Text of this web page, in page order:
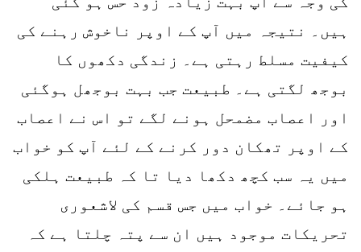
ہیں۔ نتیجہ میں آپ کے اوپر ناخوش رہنے کی
کیفیت مسلط رہتی ہے۔ زندگی دکھوں کا
بوجھ لگتی ہے۔ طبیعت جب بہت بوجھل ہوگئی
اور اعصاب مضمحل ہونے لگے تو اس نے اعصاب
کے اوپر تھکان دور کرنے کے لئے آپ کو خواب
میں یہ سب کچھ دکھا دیا تا کہ طبیعت ہلکی
ہو جائے۔ خواب میں جس قسم کی لاشعوری
تحریکات موجود ہیں ان سے پتہ چلتا ہے کہ